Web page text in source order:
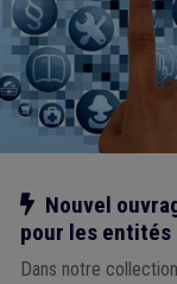
Notre action
Nouvel
pour les entités
Dans notre